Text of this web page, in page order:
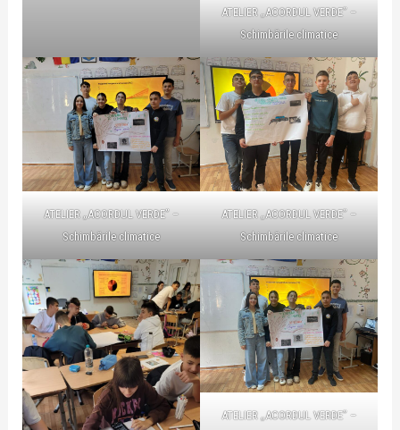
ATELIER „ACORDUL VERDE” –
Schimbările climatice
ATELIER „ACORDUL VERDE” –
Schimbările climatice
ATELIER „ACORDUL VERDE” –
Schimbările climatice
ATELIER „ACORDUL VERDE” –